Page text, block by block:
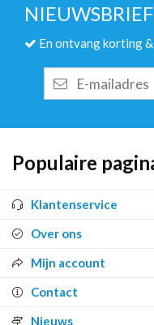
NIEUWSBRIEF
En ontvang korting
mailadres
Populaire
Klantenservice
Over ons
Mijn account
Contact
Nieuws